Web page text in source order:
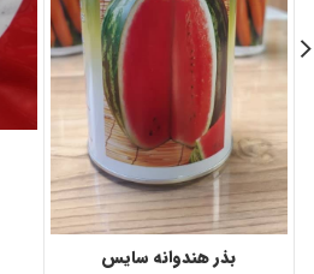
بذر هندوانه سایس